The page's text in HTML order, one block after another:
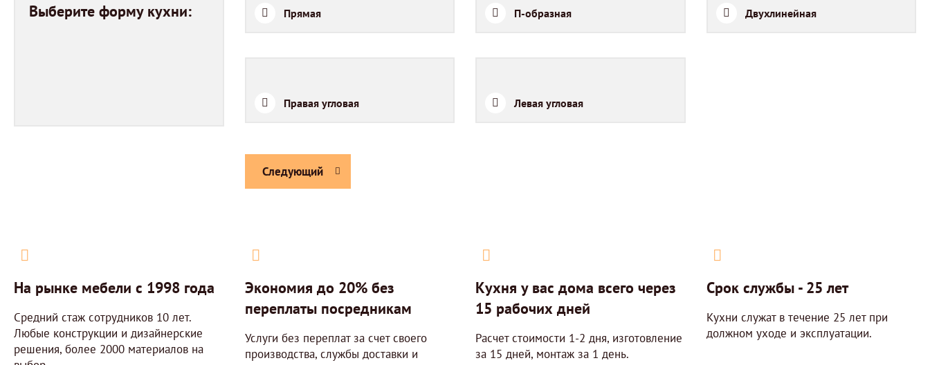
Выберите форму кухни: Прямая П-образная Двухлинейная
Правая угловая Левая угловая
Следующий
На рынке мебели с 1998 года
Средний стаж сотрудников 10 лет.
Любые конструкции и дизайнерские
решения, более 2000 материалов на
Экономия до 20% без
переплаты посредникам
Услуги без переплат за счет своего
производства, службы доставки и
Кухня у вас дома всего через
15 рабочих дней
Расчет стоимости 1-2 дня, изготовление
за 15 дней, монтаж за 1 день.
Срок службы - 25 лет
Кухни служат в течение 25 лет при
должном уходе и эксплуатации.